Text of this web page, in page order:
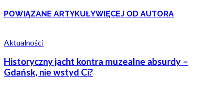
POWIĄZANE ARTYKUŁYWIĘCEJ OD AUTORA
Aktualności
Historyczny jacht kontra muzealne absurdy –
Gdańsk, nie wstyd Ci?